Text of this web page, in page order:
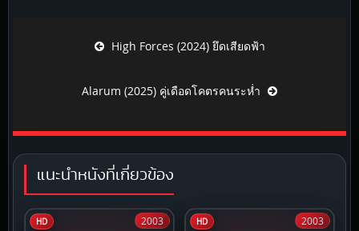
Post navigation High Forces (2024) ยึดเสียดฟ้า
Alarum (2025) คู่เดือดโคตรคนระห่ำ
แนะนำหนังที่เกี่ยวข้อง
HD 2003 HD 2003